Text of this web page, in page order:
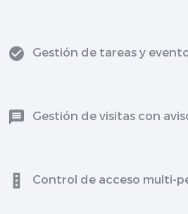
Gestión de tareas y
Gestión de visitas con
Control de acceso multi-